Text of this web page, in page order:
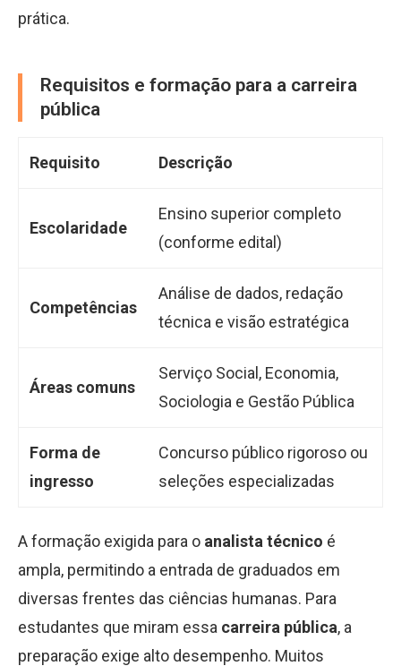
prática.
Requisitos e formação para a carreira
pública
Requisito Descrição
Escolaridade
Ensino superior completo
(conforme edital)
Competências
Análise de dados, redação
técnica e visão estratégica
Áreas comuns
Serviço Social, Economia,
Sociologia e Gestão Pública
Forma de
ingresso
Concurso público rigoroso ou
seleções especializadas
A formação exigida para o analista técnico é
ampla, permitindo a entrada de graduados em
diversas frentes das ciências humanas. Para
estudantes que miram essa carreira pública, a
preparação exige alto desempenho. Muitos